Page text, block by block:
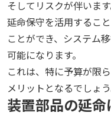
そしてリスクが伴います
延命保守を活用するこ
ことができ、システム
可能になります。
これは、特に予算が限
メリットとなるでしょう
装置部品の延